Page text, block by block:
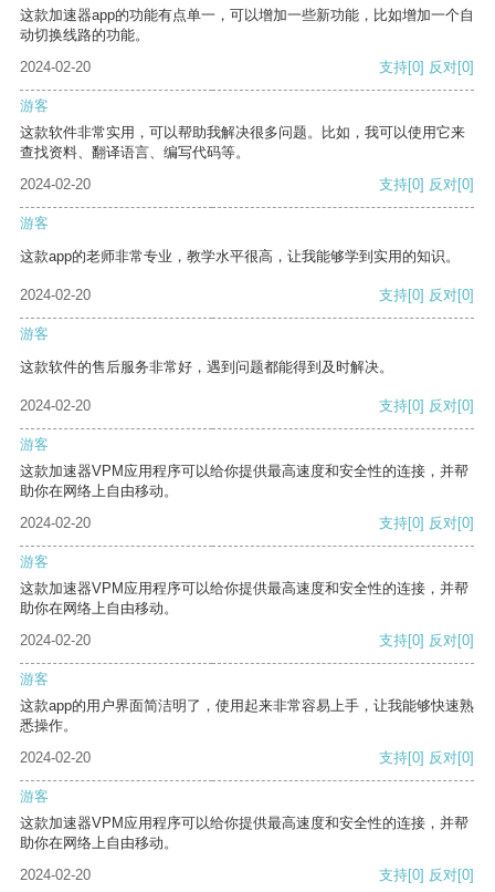
这款加速器app的功能有点单一，可以增加一些新功能，比如增加一个自
动切换线路的功能。
2024-02-20
支持[0] 反对[0]
游客
这款软件非常实用，可以帮助我解决很多问题。比如，我可以使用它来
查找资料、翻译语言、编写代码等。
2024-02-20
支持[0] 反对[0]
游客
这款app的老师非常专业，教学水平很高，让我能够学到实用的知识。
2024-02-20 支持[0] 反对[0]
游客
这款软件的售后服务非常好，遇到问题都能得到及时解决。
2024-02-20 支持[0] 反对[0]
游客
这款加速器VPM应用程序可以给你提供最高速度和安全性的连接，并帮
助你在网络上自由移动。
2024-02-20
支持[0] 反对[0]
游客
这款加速器VPM应用程序可以给你提供最高速度和安全性的连接，并帮
助你在网络上自由移动。
2024-02-20
支持[0] 反对[0]
游客
这款app的用户界面简洁明了，使用起来非常容易上手，让我能够快速熟
悉操作。
2024-02-20
支持[0] 反对[0]
游客
这款加速器VPM应用程序可以给你提供最高速度和安全性的连接，并帮
助你在网络上自由移动。
2024-02-20
支持[0] 反对[0]